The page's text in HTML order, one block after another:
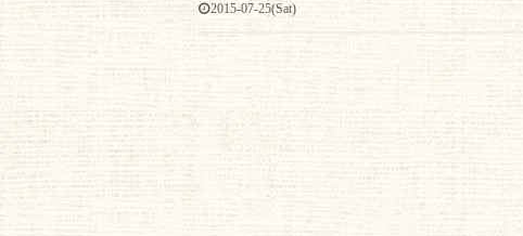
2015-07-25(Sat)